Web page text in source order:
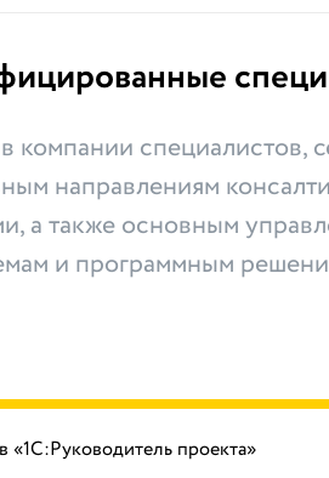
компании специалистов,
направлениям
а также основным
и программным
«1С:Руководитель проекта»